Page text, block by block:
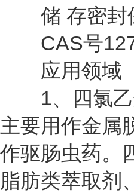
储 存密封
CAS号
应用领域
1、四氯乙
主要用作金属
作驱肠虫药。
脂肪类萃取剂